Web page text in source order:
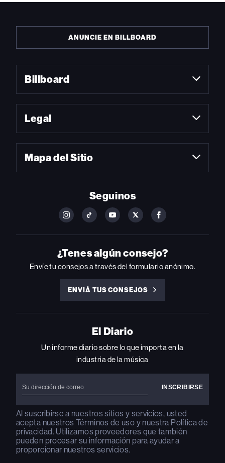
ANUNCIE EN BILLBOARD
Billboard
Legal
Mapa del Sitio
Seguinos
FOLLOW
ON
INSTAGRAM
FOLLOW
ON
YOUTUBE
FOLLOW
ON
YOUTUBE
FOLLOW
ON
FOLLOW
ON
FACEBOOK
¿Tenes algún consejo?
Envíe tu consejos a través del formulario anónimo.
ENVIÁ TUS CONSEJOS
ENVIÁ
TUS
CONSEJOS
El Diario
Un informe diario sobre lo que importa en la
industria de la música
Al suscribirse a nuestros sitios y servicios, usted
acepta nuestros Términos de uso y nuestra Política de
privacidad. Utilizamos proveedores que también
pueden procesar su información para ayudar a
proporcionar nuestros servicios.